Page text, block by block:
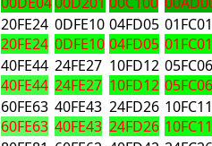
20FE24
20FE24
0DFE10
0DFE10
04FD05
04FD05
01FC01
01FC01
40FE44
40FE44
24FE27
24FE27
10FD12
10FD12
05FC06
05FC06
60FE63
60FE63
40FE43
40FE43
24FD26
24FD26
10FC11
10FC11